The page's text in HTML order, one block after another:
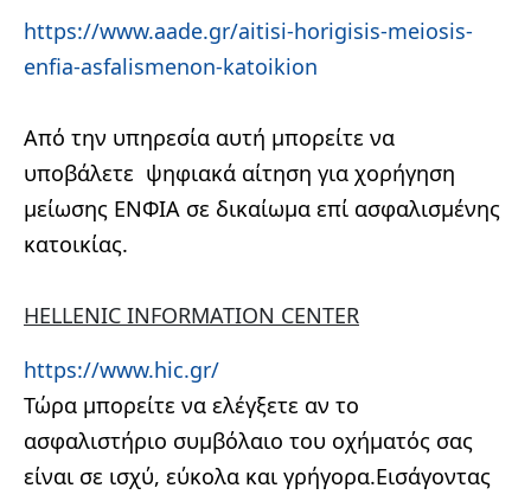
https://www.aade.gr/aitisi-horigisis-meiosis-
enfia-asfalismenon-katoikion
Από την υπηρεσία αυτή μπορείτε να
υποβάλετε ψηφιακά αίτηση για χορήγηση
μείωσης ΕΝΦΙΑ σε δικαίωμα επί ασφαλισμένης
κατοικίας.
HELLENIC INFORMATION CENTER
https://www.hic.gr/
Τώρα μπορείτε να ελέγξετε αν το
ασφαλιστήριο συμβόλαιο του οχήματός σας
είναι σε ισχύ, εύκολα και γρήγορα.Εισάγοντας